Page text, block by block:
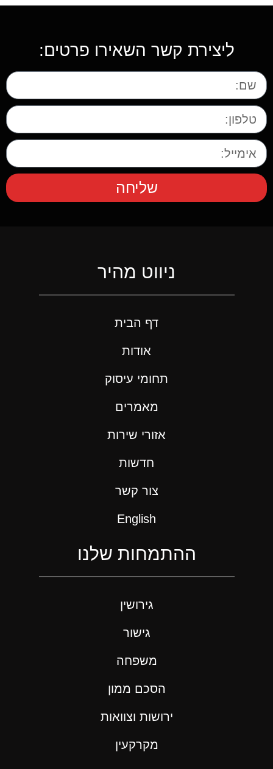
ליצירת קשר השאירו פרטים:
שליחה
ניווט מהיר
דף הבית
אודות
תחומי עיסוק
מאמרים
אזורי שירות
חדשות
צור קשר
English
ההתמחות שלנו
גירושין
גישור
משפחה
הסכם ממון
ירושות וצוואות
מקרקעין